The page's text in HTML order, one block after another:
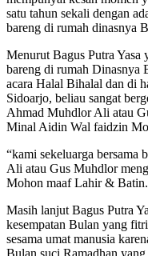
satu tahun sekali dengan
bareng di rumah dinasnya
Menurut Bagus Putra
bareng di rumah Dinasnya
acara Halal Bihalal dan di
Sidoarjo, beliau sangat
Ahmad Muhdlor Ali atau
Minal Aidin Wal faidzin
“kami sekeluarga
Ali atau Gus Muhdlor
Mohon maaf Lahir &
Masih lanjut Bagus Putra
kesempatan Bulan yang
sesama umat manusia
Bulan suci Ramadhan